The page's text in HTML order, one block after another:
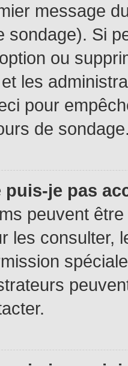
message
sondage). Si
ou
les
pour
de
puis-je pas
peuvent
les consulter,